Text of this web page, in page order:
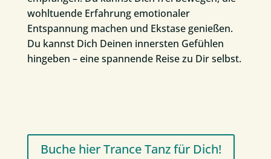
wohltuende Erfahrung emotionaler
Entspannung machen und Ekstase genießen.
Du kannst Dich Deinen innersten Gefühlen
hingeben – eine spannende Reise zu Dir selbst.
Buche hier Trance Tanz für Dich!